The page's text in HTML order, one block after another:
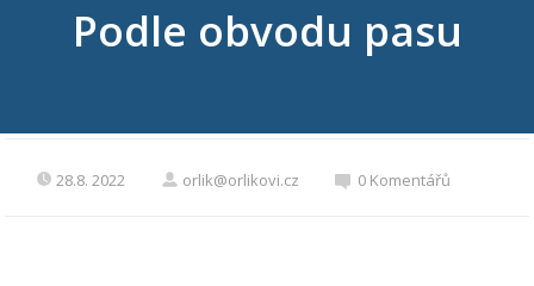
Podle obvodu pasu
28.8. 2022 orlik@orlikovi.cz 0 Komentářů